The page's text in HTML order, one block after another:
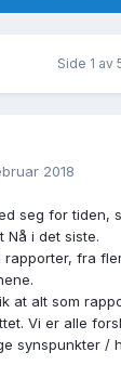
Side 1 av
2018
seg for tiden,
Nå i det siste.
fra
at alt som
Vi er alle
synspunkter /